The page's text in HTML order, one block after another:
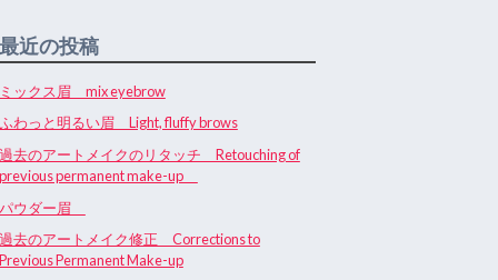
最近の投稿
ミックス眉 mix eyebrow
ふわっと明るい眉 Light, fluffy brows
過去のアートメイクのリタッチ Retouching of
previous permanent make-up
パウダー眉
過去のアートメイク修正 Corrections to
Previous Permanent Make-up